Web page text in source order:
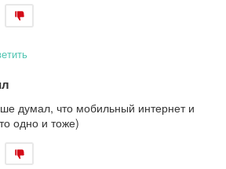
думал, что мобильный интернет и
одно и тоже)